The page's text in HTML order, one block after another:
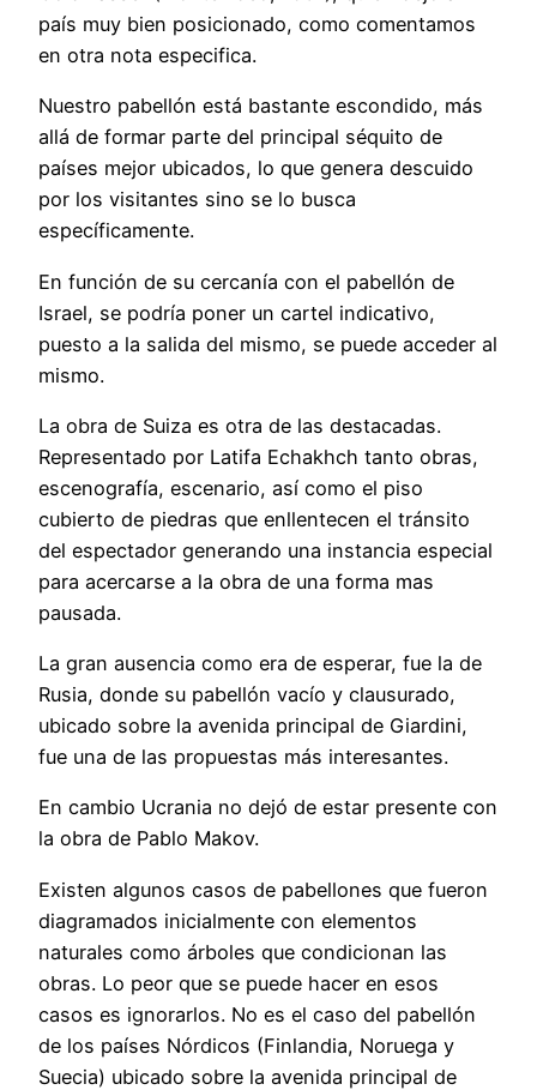
país muy bien posicionado, como comentamos
en otra nota especifica.
Nuestro pabellón está bastante escondido, más
allá de formar parte del principal séquito de
países mejor ubicados, lo que genera descuido
por los visitantes sino se lo busca
específicamente.
En función de su cercanía con el pabellón de
Israel, se podría poner un cartel indicativo,
puesto a la salida del mismo, se puede acceder al
mismo.
La obra de Suiza es otra de las destacadas.
Representado por Latifa Echakhch tanto obras,
escenografía, escenario, así como el piso
cubierto de piedras que enllentecen el tránsito
del espectador generando una instancia especial
para acercarse a la obra de una forma mas
pausada.
La gran ausencia como era de esperar, fue la de
Rusia, donde su pabellón vacío y clausurado,
ubicado sobre la avenida principal de Giardini,
fue una de las propuestas más interesantes.
En cambio Ucrania no dejó de estar presente con
la obra de Pablo Makov.
Existen algunos casos de pabellones que fueron
diagramados inicialmente con elementos
naturales como árboles que condicionan las
obras. Lo peor que se puede hacer en esos
casos es ignorarlos. No es el caso del pabellón
de los países Nórdicos (Finlandia, Noruega y
Suecia) ubicado sobre la avenida principal de